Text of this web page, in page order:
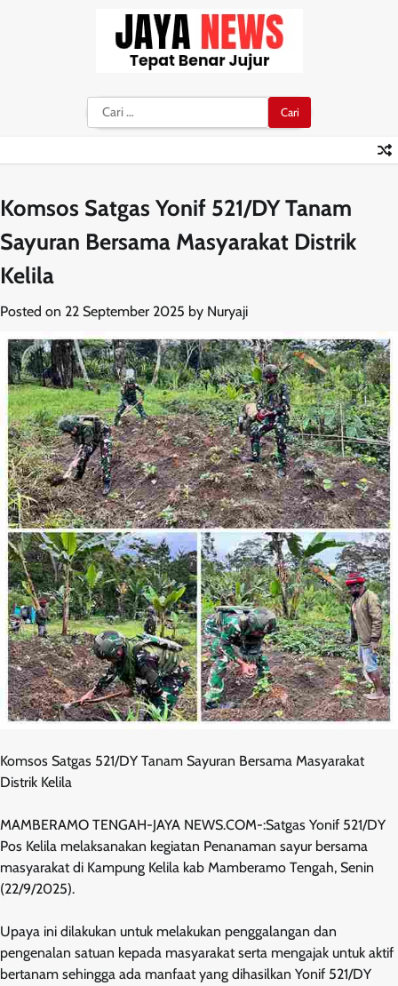
Cari
untuk:
Komsos Satgas Yonif 521/DY Tanam
Sayuran Bersama Masyarakat Distrik
Kelila
Posted on 22 September 2025 by Nuryaji
Komsos Satgas 521/DY Tanam Sayuran Bersama Masyarakat
Distrik Kelila
MAMBERAMO TENGAH-JAYA NEWS.COM-:Satgas Yonif 521/DY
Pos Kelila melaksanakan kegiatan Penanaman sayur bersama
masyarakat di Kampung Kelila kab Mamberamo Tengah, Senin
(22/9/2025).
Upaya ini dilakukan untuk melakukan penggalangan dan
pengenalan satuan kepada masyarakat serta mengajak untuk aktif
bertanam sehingga ada manfaat yang dihasilkan Yonif 521/DY